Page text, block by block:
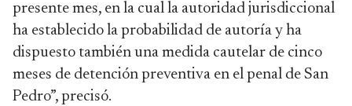
presente mes, en la cual la autoridad jurisdiccional
ha establecido la probabilidad de autoría y ha
dispuesto también una medida cautelar de cinco
meses de detención preventiva en el penal de San
Pedro”, precisó.